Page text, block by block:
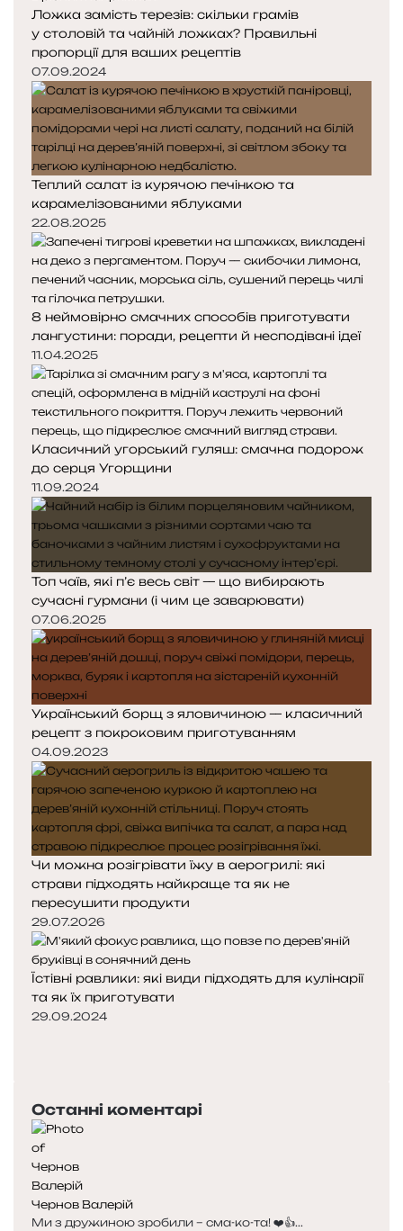
Ложка замість терезів: скільки грамів
у столовій та чайній ложках? Правильні
пропорції для ваших рецептів
07.09.2024
Теплий салат із курячою печінкою та
карамелізованими яблуками
22.08.2025
8 неймовірно смачних способів приготувати
лангустини: поради, рецепти й несподівані ідеї
11.04.2025
Класичний угорський гуляш: смачна подорож
до серця Угорщини
11.09.2024
Топ чаїв, які п’є весь світ — що вибирають
сучасні гурмани (і чим це заварювати)
07.06.2025
Український борщ з яловичиною — класичний
рецепт з покроковим приготуванням
04.09.2023
Чи можна розігрівати їжу в аерогрилі: які
страви підходять найкраще та як не
пересушити продукти
29.07.2026
Їстівні равлики: які види підходять для кулінарії
та як їх приготувати
29.09.2024
Останні коментарі
Чернов Валерій
Ми з дружиною зробили – сма-ко-та! ❤️👍...